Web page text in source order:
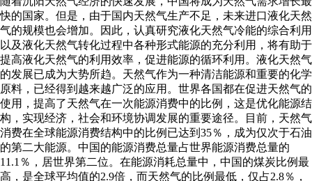
快的国家。但是，由于国内天然气生产不足，未来进口液化天然
气的规模也会增加。因此，认真研究液化天然气冷能的综合利用
以及液化天然气转化过程中各种形式能源的充分利用，将有助于
提高液化天然气的利用效率，促进能源的循环利用。液化天然气
的发展已成为大势所趋。天然气作为一种清洁能源和重要的化学
原料，已经得到越来越广泛的应用。世界各国都在促进天然气的
使用，提高了天然气在一次能源消费中的比例，这是优化能源结
构，实现经济，社会和环境协调发展的重要途径。目前，天然气
消费在全球能源消费结构中的比例已达到35％，成为仅次于石油
的第二大能源。中国的能源消费总量占世界能源消费总量的
11.1％，居世界第二位。在能源消耗总量中，中国的煤炭比例最
高，是全球平均值的2.9倍，而天然气的比例最低，仅占2.8％，